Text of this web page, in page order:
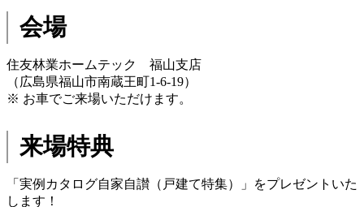
会場
住友林業ホームテック 福山支店
（広島県福山市南蔵王町1-6-19）
※ お車でご来場いただけます。
来場特典
「実例カタログ自家自讃（戸建て特集）」をプレゼントいた
します！